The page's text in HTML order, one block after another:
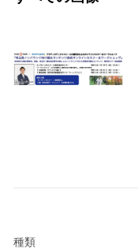
種類